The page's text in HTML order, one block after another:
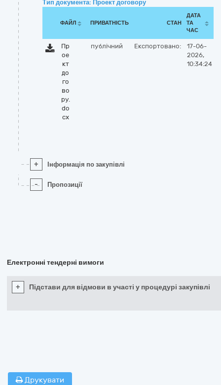
Тип документа: Проект договору
ФАЙЛ ПРИВАТНІСТЬ СТАН
ДАТА
ТА
ЧАС
Пр
ое
кт
до
го
во
ру.
do
cx
публічний Експортовано:
17-06-
2026,
10:34:24
+ Інформація по закупівлі
- Пропозиції
Електронні тендерні вимоги
+ Підстави для відмови в участі у процедурі закупівлі
Друкувати